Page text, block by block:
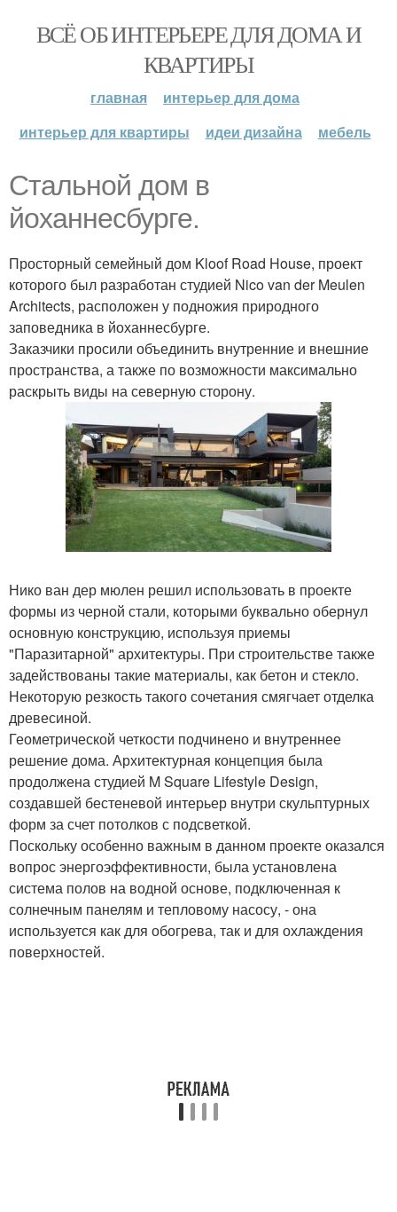
ВСЁ ОБ ИНТЕРЬЕРЕ ДЛЯ ДОМА И
КВАРТИРЫ
главная
интерьер для дома
интерьер для квартиры
идеи дизайна мебель
Стальной дом в
йоханнесбурге.
Просторный семейный дом Kloof Road House, проект
которого был разработан студией Nico van der Meulen
Architects, расположен у подножия природного
заповедника в йоханнесбурге.
Заказчики просили объединить внутренние и внешние
пространства, а также по возможности максимально
раскрыть виды на северную сторону.
Нико ван дер мюлен решил использовать в проекте
формы из черной стали, которыми буквально обернул
основную конструкцию, используя приемы
"Паразитарной" архитектуры. При строительстве также
задействованы такие материалы, как бетон и стекло.
Некоторую резкость такого сочетания смягчает отделка
древесиной.
Геометрической четкости подчинено и внутреннее
решение дома. Архитектурная концепция была
продолжена студией M Square Lifestyle Design,
создавшей бестеневой интерьер внутри скульптурных
форм за счет потолков с подсветкой.
Поскольку особенно важным в данном проекте оказался
вопрос энергоэффективности, была установлена
система полов на водной основе, подключенная к
солнечным панелям и тепловому насосу, - она
используется как для обогрева, так и для охлаждения
поверхностей.